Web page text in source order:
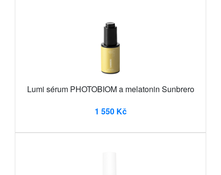
Lumi sérum PHOTOBIOM a melatonin Sunbrero
1 550 Kč